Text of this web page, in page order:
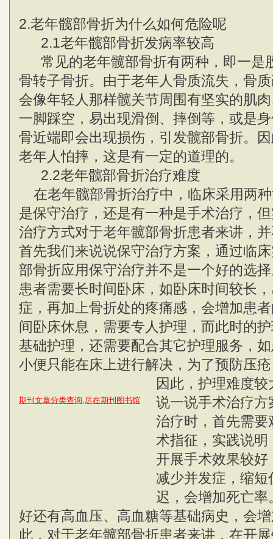
2.老年髋部骨折为什么如何危险呢
2.1老年髋部骨折发病率较高
常见的老年髋部骨折有两种，即一是
骨转子骨折。由于老年人骨质流失，骨
会像年轻人那样髋关节周围有坚实的肌
一脚踩空，易出现滑倒、摔倒等，或是
骨近端即会出现损伤，引发髋部骨折。
老年人怕摔，这是有一定的道理的。
2.2老年髋部骨折治疗难度
在老年髋部骨折治疗中，临床采用两
是保守治疗，还是有一种是手术治疗，
治疗方式对于老年髋部骨折患者来讲，
首先我们来说说保守治疗方案，通过临
部骨折应用保守治疗并不是一个好的选
患者需要长时间卧床，如卧床时间较长
症，再加上骨折处的疼痛感，会增加患
间卧床休息，需要专人护理，而此时的
基础护理，还需要配合其它护理服务，
小便只能在床上进行解决，为了预防压
因此，护理难度较
期刊文章分类查询,尽在期刊图书馆
说一说手术治疗
治疗时，首先需
术指征，实践说
开展手术效果较
减少并发症，缩
迟，会增加死亡
好还有高血压、高血糖等基础病史，会
此，对于老年髋部骨折患者来讲，在开